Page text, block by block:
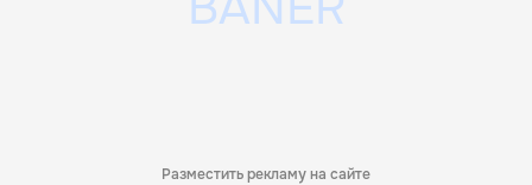
Разместить рекламу на сайте